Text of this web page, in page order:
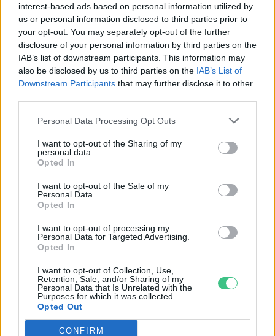
interest-based ads based on personal information utilized by
us or personal information disclosed to third parties prior to
your opt-out. You may separately opt-out of the further
disclosure of your personal information by third parties on the
IAB’s list of downstream participants. This information may
also be disclosed by us to third parties on the IAB’s List of
Downstream Participants that may further disclose it to other
Personal Data Processing Opt Outs
I want to opt-out of the Sharing of my
personal data.
Opted In
I want to opt-out of the Sale of my
Personal Data.
Opted In
I want to opt-out of processing my
Personal Data for Targeted Advertising.
Opted In
I want to opt-out of Collection, Use,
Retention, Sale, and/or Sharing of my
Personal Data that Is Unrelated with the
Purposes for which it was collected.
Opted Out
CONFIRM
Ezt a növényt már az őskorban is ismerték, a népi gyógyászatban
hétvégén a közönséget a 160 éves
Fővárosi Állatkert
ÉLŐ BOLYGÓNK
Szedd magad őszibarack: itt vannak
a legjobb lelőhelyek!